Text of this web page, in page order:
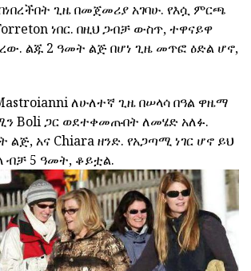
ጊዜ በመጀመሪያ አገባሁ. የእሷ ምርጫ
ነበር. በዚህ ጋብቻ ውስጥ, ተዋናይዋ
ልጁ 2 ዓመት ልጅ በሆነ ጊዜ መጥፎ ዕድል ሆኖ,
ለሁለተኛ ጊዜ በሠላሳ በዓል ዋዜማ
Boli ጋር ወደተቀመጡበት ለመሄድ አለፉ.
አና Chiara ዘንድ. የአጋጣሚ ነገር ሆኖ ይህ
ብቻ 5 ዓመት, ቆይቷል.